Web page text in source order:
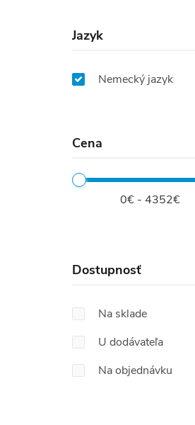
Jazyk
Nemecký jazyk
Cena
0€ - 4352€
Dostupnosť
Na sklade
U dodávateľa
Na objednávku